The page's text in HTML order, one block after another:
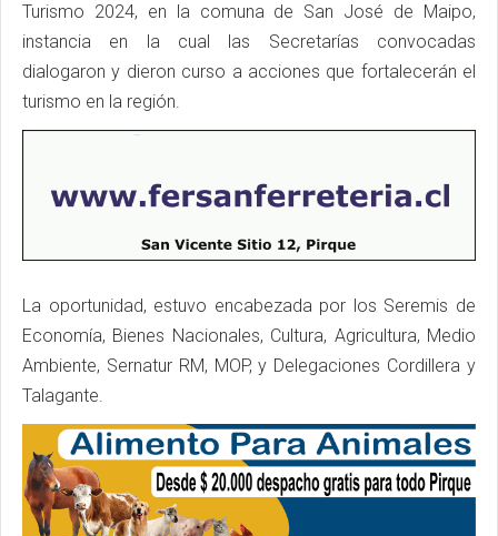
Turismo 2024, en la comuna de San José de Maipo,
instancia en la cual las Secretarías convocadas
dialogaron y dieron curso a acciones que fortalecerán el
turismo en la región.
La oportunidad, estuvo encabezada por los Seremis de
Economía, Bienes Nacionales, Cultura, Agricultura, Medio
Ambiente, Sernatur RM, MOP, y Delegaciones Cordillera y
Talagante.